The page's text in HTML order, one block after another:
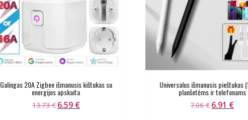
Galingas 20A Zigbee išmanusis kištukas su
energijos apskaita
13.73€ Original
6.59 €Current
Universalus išmanusis pieštukas
planšetėms ir telefonams
7.06€ Original
6.91 €